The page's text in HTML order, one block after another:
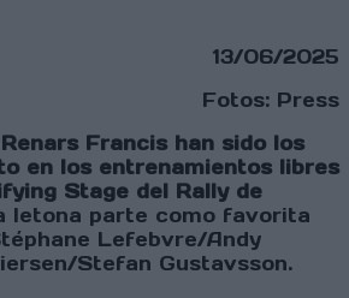
13/06/2025
Fotos: Press
Francis han sido los
en los entrenamientos libres
Stage del Rally de
letona parte como favorita
Lefebvre/Andy
Stefan Gustavsson.